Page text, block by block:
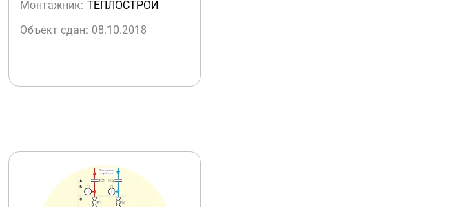
Монтажник: ТЕПЛОСТРОЙ
Объект сдан: 08.10.2018